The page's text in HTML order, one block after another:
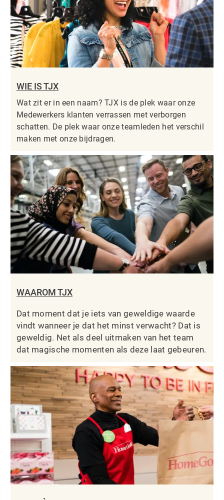
WIE IS TJX
Wat zit er in een naam? TJX is de plek waar onze
Medewerkers klanten verrassen met verborgen
schatten. De plek waar onze teamleden het verschil
maken met onze bijdragen.
WAAROM TJX
Dat moment dat je iets van geweldige waarde
vindt wanneer je dat het minst verwacht? Dat is
geweldig. Net als deel uitmaken van het team
dat magische momenten als deze laat gebeuren.